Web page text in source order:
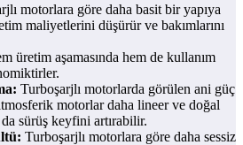
motorlara göre daha basit bir yapıya
maliyetlerini düşürür ve bakımlarını
üretim aşamasında hem de kullanım
Turboşarjlı motorlarda görülen ani güç
motorlar daha lineer ve doğal
sürüş keyfini artırabilir.
Turboşarjlı motorlara göre daha sessiz